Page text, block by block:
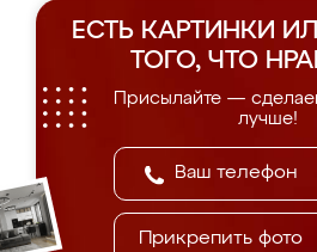
ЕСТЬ КАРТИНКИ
ТОГО, ЧТО
Присылайте —
лучше!
Прикрепить фото